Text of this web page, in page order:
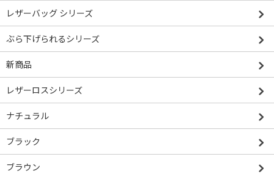
レザーバッグ シリーズ
ぶら下げられるシリーズ
新商品
レザーロスシリーズ
ナチュラル
ブラック
ブラウン